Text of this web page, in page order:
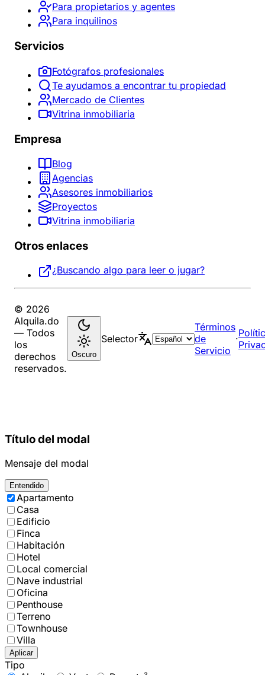
Para propietarios y agentes
Para inquilinos
Servicios
Fotógrafos profesionales
Te ayudamos a encontrar tu propiedad
Mercado de Clientes
Vitrina inmobiliaria
Empresa
Blog
Agencias
Asesores inmobiliarios
Proyectos
Vitrina inmobiliaria
Otros enlaces
¿Buscando algo para leer o jugar?
© 2026
Alquila.do
— Todos
los
derechos
reservados.
Oscuro
Selector
Términos
de
Servicio
·
Título del modal
Mensaje del modal
Entendido
Apartamento
Casa
Edificio
Finca
Habitación
Hotel
Local comercial
Nave industrial
Oficina
Penthouse
Terreno
Townhouse
Villa
Aplicar
Tipo